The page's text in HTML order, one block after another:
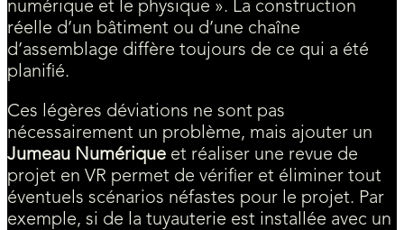
numérique et le physique ». La construction
réelle d’un bâtiment ou d’une chaîne
d’assemblage diffère toujours de ce qui a été
planifié.
Ces légères déviations ne sont pas
nécessairement un problème, mais ajouter un
Jumeau Numérique et réaliser une revue de
projet en VR permet de vérifier et éliminer tout
éventuels scénarios néfastes pour le projet. Par
exemple, si de la tuyauterie est installée avec un